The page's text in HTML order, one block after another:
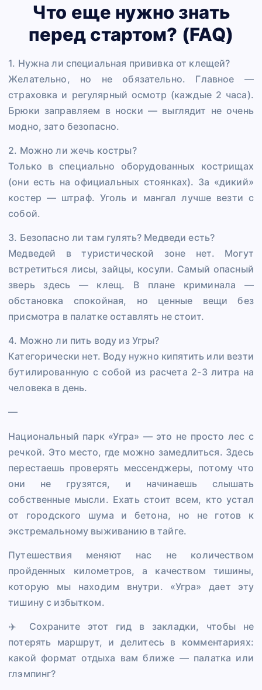
Что еще нужно знать
перед стартом? (FAQ)
1. Нужна ли специальная прививка от клещей?
Желательно, но не обязательно. Главное —
страховка и регулярный осмотр (каждые 2 часа).
Брюки заправляем в носки — выглядит не очень
модно, зато безопасно.
2. Можно ли жечь костры?
Только в специально оборудованных кострищах
(они есть на официальных стоянках). За «дикий»
костер — штраф. Уголь и мангал лучше везти с
собой.
3. Безопасно ли там гулять? Медведи есть?
Медведей в туристической зоне нет. Могут
встретиться лисы, зайцы, косули. Самый опасный
зверь здесь — клещ. В плане криминала —
обстановка спокойная, но ценные вещи без
присмотра в палатке оставлять не стоит.
4. Можно ли пить воду из Угры?
Категорически нет. Воду нужно кипятить или везти
бутилированную с собой из расчета 2-3 литра на
человека в день.
—
Национальный парк «Угра» — это не просто лес с
речкой. Это место, где можно замедлиться. Здесь
перестаешь проверять мессенджеры, потому что
они не грузятся, и начинаешь слышать
собственные мысли. Ехать стоит всем, кто устал
от городского шума и бетона, но не готов к
экстремальному выживанию в тайге.
Путешествия меняют нас не количеством
пройденных километров, а качеством тишины,
которую мы находим внутри. «Угра» дает эту
тишину с избытком.
✈️ Сохраните этот гид в закладки, чтобы не
потерять маршрут, и делитесь в комментариях:
какой формат отдыха вам ближе — палатка или
глэмпинг?